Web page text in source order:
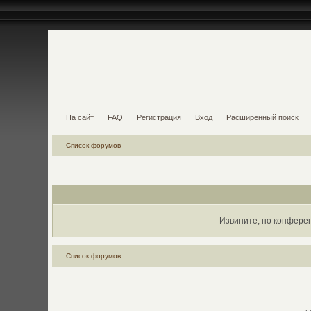
На сайт FAQ Регистрация Вход Расширенный поиск
Список форумов
Извините, но
Список форумов